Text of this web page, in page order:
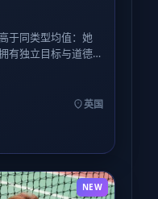
于同类型均值：她
有独立目标与道德
戏里体现得尤为利
英国
NEW